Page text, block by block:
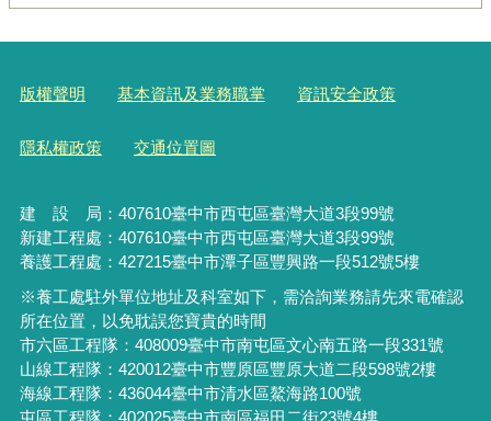
版權聲明 基本資訊及業務職掌 資訊安全政策
隱私權政策 交通位置圖
建 設 局： 407610臺中市西屯區臺灣大道3段99號
新建工程處：407610臺中市西屯區臺灣大道3段99號
養護工程處：427215臺中市潭子區豐興路一段512號5樓
※養工處駐外單位地址及科室如下，需洽詢業務請先來電確認
所在位置，以免耽誤您寶貴的時間
市六區工程隊：408009臺中市南屯區文心南五路一段331號
山線工程隊：420012臺中市豐原區豐原大道二段598號2樓
海線工程隊：436044臺中市清水區鰲海路100號